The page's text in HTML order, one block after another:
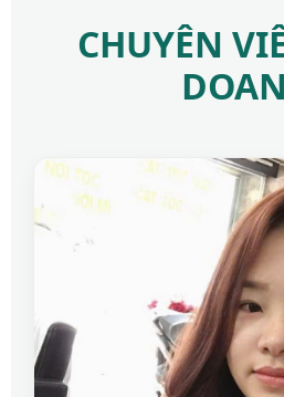
CHUYÊN